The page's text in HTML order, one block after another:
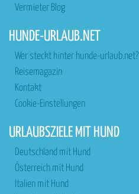
Vermieter Blog
HUNDE-URLAUB.NET
Wer steckt hinter hunde-urlaub.net?
Reisemagazin
Kontakt
Cookie-Einstellungen
URLAUBSZIELE MIT HUND
Deutschland mit Hund
Österreich mit Hund
Italien mit Hund